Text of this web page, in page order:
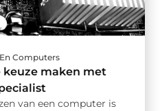
Computers
keuze maken met
van een computer is